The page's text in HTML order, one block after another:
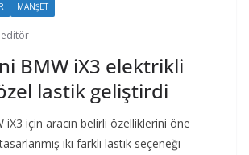
MANŞET
editör
BMW iX3 elektrikli
lastik geliştirdi
iX3 için aracın belirli özelliklerini öne
iki farklı lastik seçeneği